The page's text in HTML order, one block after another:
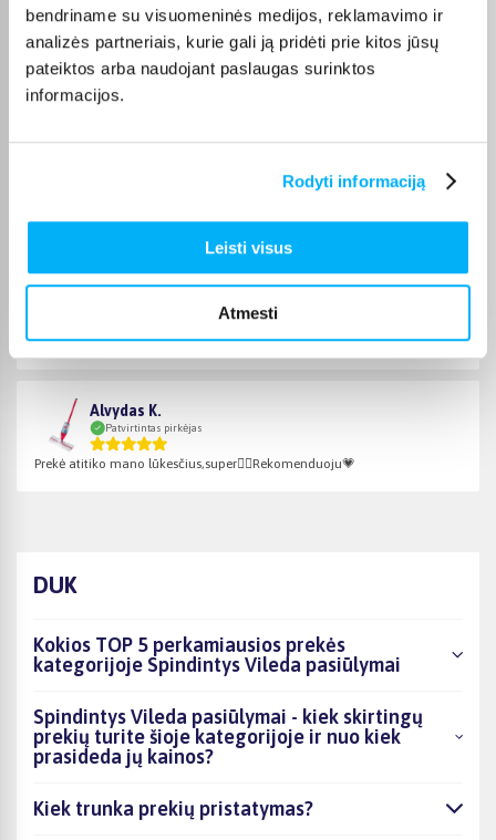
bendriname su visuomeninės medijos, reklamavimo ir
analizės partneriais, kurie gali ją pridėti prie kitos jūsų
pateiktos arba naudojant paslaugas surinktos
informacijos.
Rodyti informaciją
Leisti visus
Atmesti
Pirkėjų atsiliepimai apie prekes
Puiku
Irma P.
Šluota labai gera,tikrai rekomenduočiau draugams
Alvydas K.
Patvirtintas pirkėjas
Prekė atitiko mano lūkesčius,super👍🏻Rekomenduoju💗
DUK
Kokios TOP 5 perkamiausios prekės
kategorijoje Spindintys Vileda pasiūlymai
Spindintys Vileda pasiūlymai - kiek skirtingų
prekių turite šioje kategorijoje ir nuo kiek
prasideda jų kainos?
Kiek trunka prekių pristatymas?